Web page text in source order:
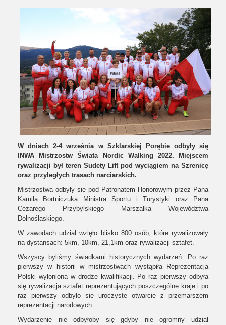
W dniach 2-4 września w Szklarskiej Porębie odbyły się
INWA Mistrzostw Świata Nordic Walking 2022. Miejscem
rywalizacji był teren Sudety Lift pod wyciągiem na Szrenicę
oraz przyległych trasach narciarskich.
Mistrzostwa odbyły się pod Patronatem Honorowym przez Pana
Kamila Bortniczuka Ministra Sportu i Turystyki oraz Pana
Cezarego Przybylskiego Marszałka Województwa
Dolnośląskiego.
W zawodach udział wzięło blisko 800 osób, które rywalizowały
na dystansach: 5km, 10km, 21,1km oraz rywalizacji sztafet.
Wszyscy byliśmy świadkami historycznych wydarzeń. Po raz
pierwszy w historii w mistrzostwach wystąpiła Reprezentacja
Polski wyłoniona w drodze kwalifikacji. Po raz pierwszy odbyła
się rywalizacja sztafet reprezentujących poszczególne kraje i po
raz pierwszy odbyło się uroczyste otwarcie z przemarszem
reprezentacji narodowych.
Wydarzenie nie odbyłoby się gdyby nie ogromny udział